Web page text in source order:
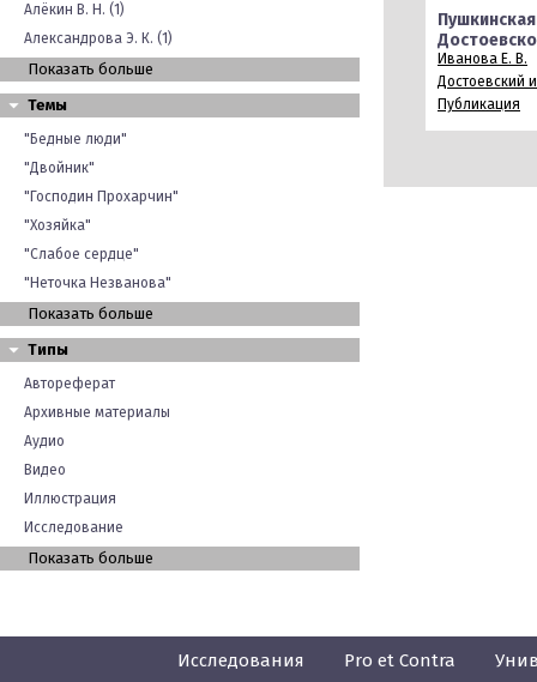
Алёкин В. Н. (1)
Александрова Э. К. (1)
Показать больше
Темы
"Бедные люди"
"Двойник"
"Господин Прохарчин"
"Хозяйка"
"Слабое сердце"
"Неточка Незванова"
Показать больше
Типы
Автореферат
Архивные материалы
Аудио
Видео
Иллюстрация
Исследование
Показать больше
Иванова Е. В.
Достоевский
Публикация
Исследования Pro et Contra